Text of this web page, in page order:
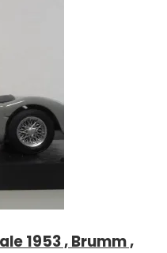
1953 , Brumm ,